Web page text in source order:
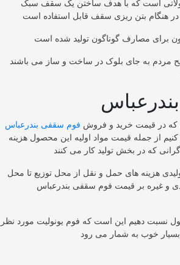
است که با هدف ساختن یک سقف سبک
مردم به جای بلوک در ساخت و ساز می باشند
که در قیمت خرید و فروش فوم سقفی بندرعباس
از جمله قیمت مواد اولیه این محصول هزینه
هزینه های حمل و نقل از محل توزیع تا محل
و غیره بر قیمت فوم سقفی بندرعباس
نسبت دهیم این است که فوم یونولیت مورد نظر